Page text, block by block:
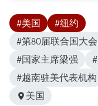
#美国
#纽约
#第80届联合国大
#国家主席梁强
#越南驻美代表机构
美国